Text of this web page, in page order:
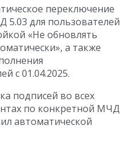
переключение
для пользователей
«Не обновлять
а также
с 01.04.2025.
подписей во всех
по конкретной МЧД
автоматической